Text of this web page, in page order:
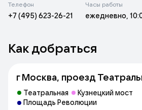
Херасков возглавил Вольный русский
университете. Его артистами были
считается Волковский театр в
Телефон
+7 (495) 623-26-21
Часы работы
ежедневно,
Как добраться
г Москва, проезд
Театральная
Кузнецкий мост
Площадь Революции